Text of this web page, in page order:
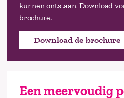
kunnen ontstaan. Download
brochure.
Download de brochure
Een meervoudig